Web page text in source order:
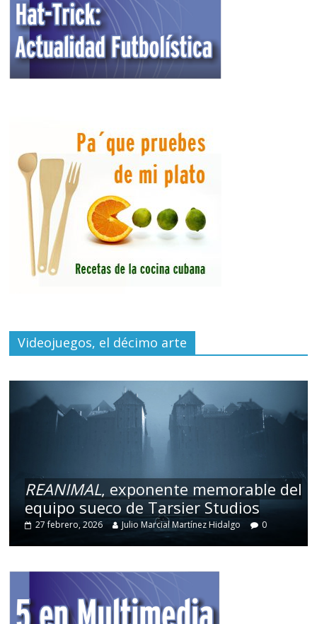
Videojuegos, el décimo arte
REANIMAL, exponente memorable del
equipo sueco de Tarsier Studios
27 febrero, 2026 Julio Marcial Martínez Hidalgo 0